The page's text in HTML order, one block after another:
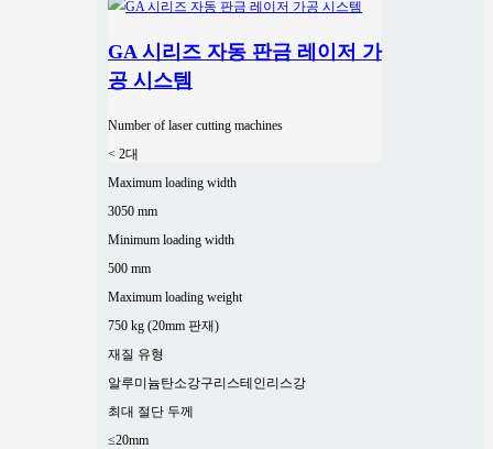
GA 시리즈 자동 판금 레이저 가
공 시스템
Number of laser cutting machines
< 2대
Maximum loading width
3050 mm
Minimum loading width
500 mm
Maximum loading weight
750 kg (20mm 판재)
재질 유형
알루미늄탄소강구리스테인리스강
최대 절단 두께
≤20mm